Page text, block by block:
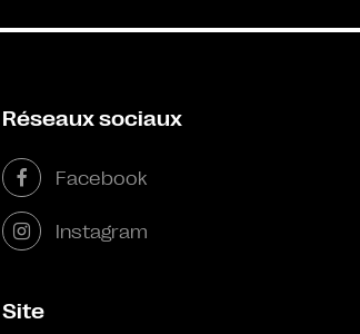
Réseaux sociaux
Facebook
Instagram
Site